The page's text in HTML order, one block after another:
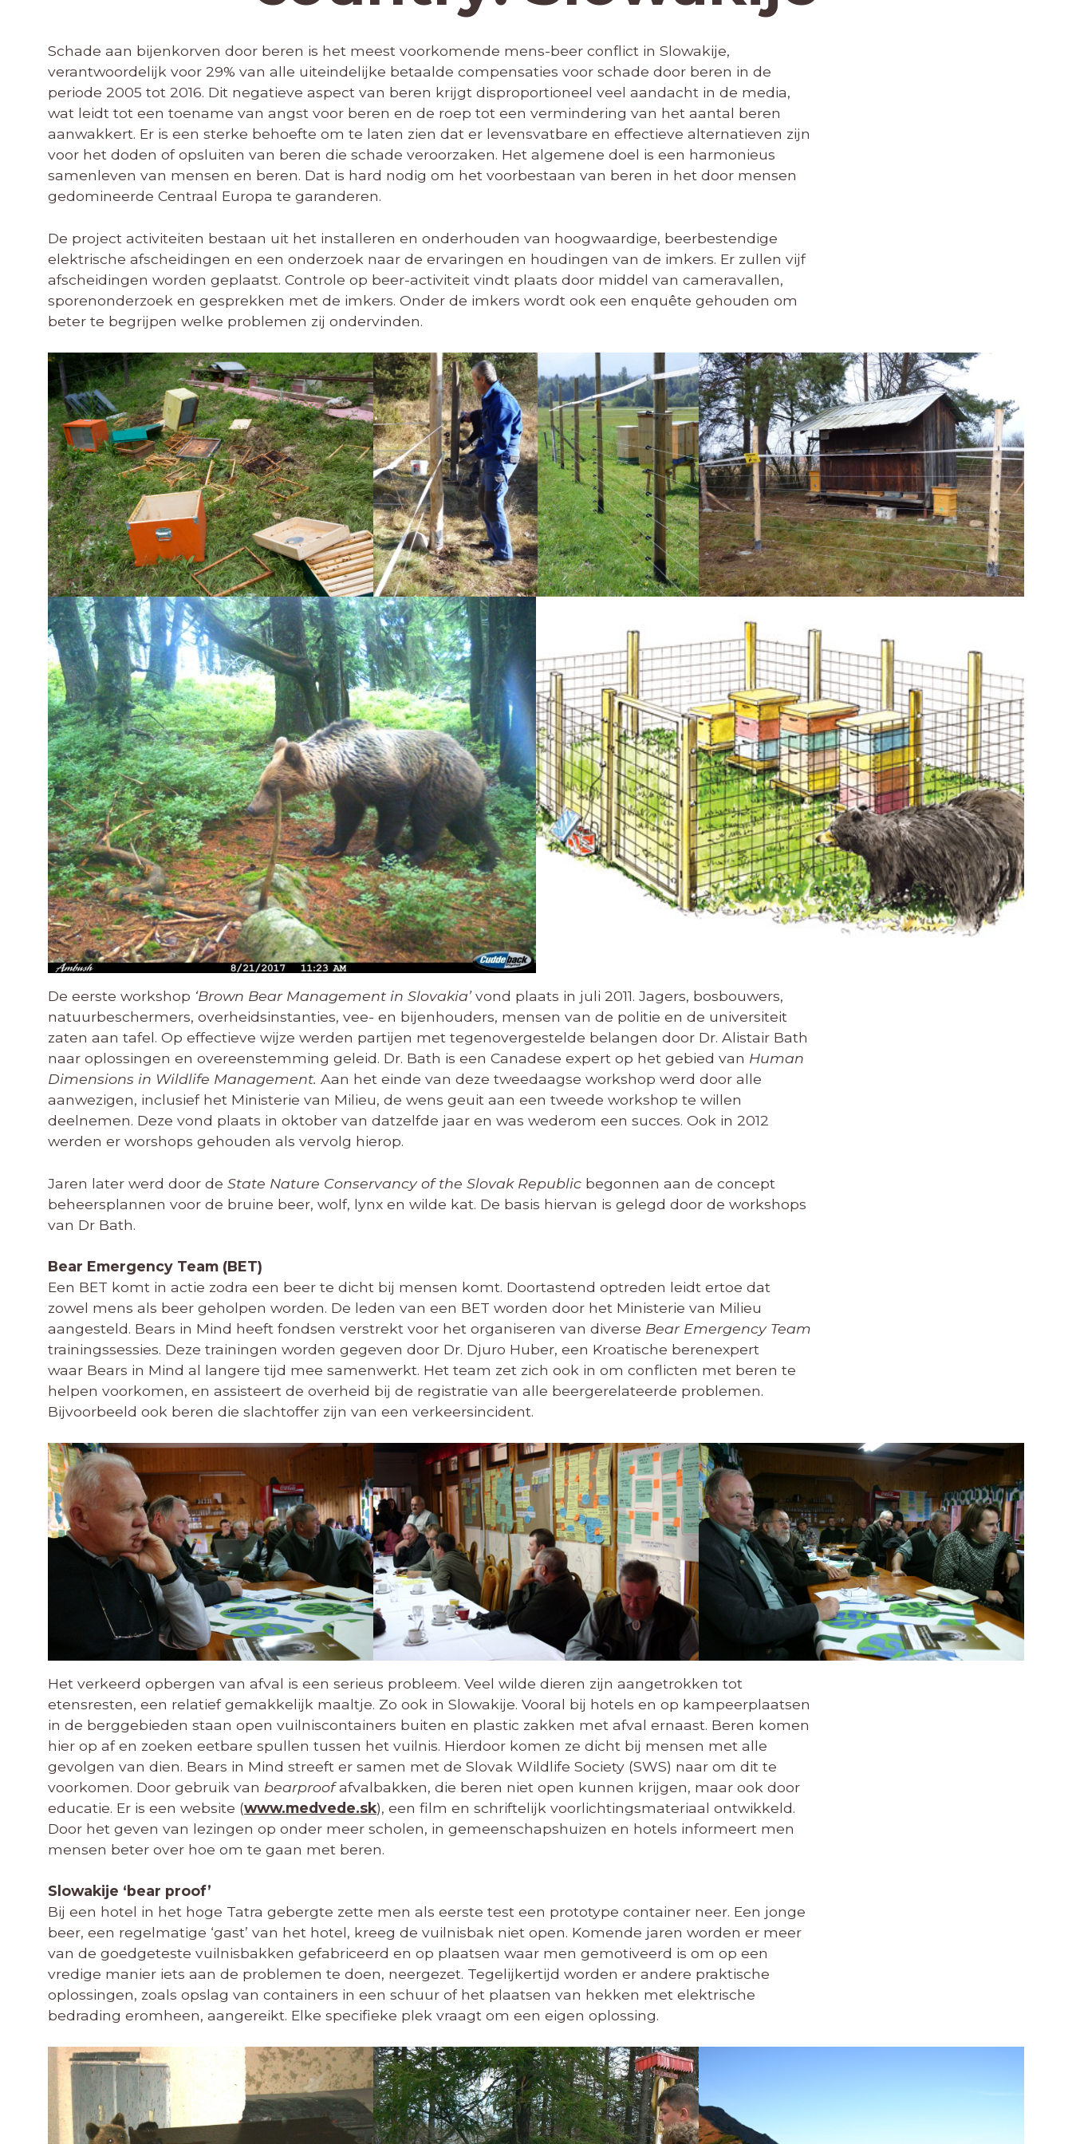
Schade aan bijenkorven door beren is het meest voorkomende mens-beer conflict in Slowakije,
verantwoordelijk voor 29% van alle uiteindelijke betaalde compensaties voor schade door beren in de
periode 2005 tot 2016. Dit negatieve aspect van beren krijgt disproportioneel veel aandacht in de media,
wat leidt tot een toename van angst voor beren en de roep tot een vermindering van het aantal beren
aanwakkert. Er is een sterke behoefte om te laten zien dat er levensvatbare en effectieve alternatieven zijn
voor het doden of opsluiten van beren die schade veroorzaken. Het algemene doel is een harmonieus
samenleven van mensen en beren. Dat is hard nodig om het voorbestaan van beren in het door mensen
gedomineerde Centraal Europa te garanderen.
De project activiteiten bestaan uit het installeren en onderhouden van hoogwaardige, beerbestendige
elektrische afscheidingen en een onderzoek naar de ervaringen en houdingen van de imkers. Er zullen vijf
afscheidingen worden geplaatst. Controle op beer-activiteit vindt plaats door middel van cameravallen,
sporenonderzoek en gesprekken met de imkers. Onder de imkers wordt ook een enquête gehouden om
beter te begrijpen welke problemen zij ondervinden.
De eerste workshop ‘Brown Bear Management in Slovakia’vond plaats in juli 2011. Jagers, bosbouwers,
natuurbeschermers, overheidsinstanties, vee- en bijenhouders, mensen van de politie en de universiteit
zaten aan tafel. Op effectieve wijze werden partijen met tegenovergestelde belangen door Dr. Alistair Bath
naar oplossingen en overeenstemming geleid. Dr. Bath is een Canadese expert op het gebied van Human
Dimensions in Wildlife Management. Aan het einde van deze tweedaagse workshop werd door alle
aanwezigen, inclusief het Ministerie van Milieu, de wens geuit aan een tweede workshop te willen
deelnemen. Deze vond plaats in oktober van datzelfde jaar en was wederom een succes. Ook in 2012
werden er worshops gehouden als vervolg hierop.
Jaren later werd door de State Nature Conservancy of the Slovak Republic begonnen aan de concept
beheersplannen voor de bruine beer, wolf, lynx en wilde kat. De basis hiervan is gelegd door de workshops
van Dr Bath.
Bear Emergency Team (BET)
Een BET komt in actie zodra een beer te dicht bij mensen komt. Doortastend optreden leidt ertoe dat
zowel mens als beer geholpen worden. De leden van een BET worden door het Ministerie van Milieu
aangesteld. Bears in Mind heeft fondsen verstrekt voor het organiseren van diverse Bear Emergency Team
trainingssessies. Deze trainingen worden gegeven door Dr. Djuro Huber, een Kroatische berenexpert
waar Bears in Mind al langere tijd mee samenwerkt. Het team zet zich ook in om conflicten met beren te
helpen voorkomen, en assisteert de overheid bij de registratie van alle beergerelateerde problemen.
Bijvoorbeeld ook beren die slachtoffer zijn van een verkeersincident.
Het verkeerd opbergen van afval is een serieus probleem. Veel wilde dieren zijn aangetrokken tot
etensresten, een relatief gemakkelijk maaltje. Zo ook in Slowakije. Vooral bij hotels en op kampeerplaatsen
in de berggebieden staan open vuilniscontainers buiten en plastic zakken met afval ernaast. Beren komen
hier op af en zoeken eetbare spullen tussen het vuilnis. Hierdoor komen ze dicht bij mensen met alle
gevolgen van dien. Bears in Mind streeft er samen met de Slovak Wildlife Society (SWS) naar om dit te
voorkomen. Door gebruik van bearproofafvalbakken, die beren niet open kunnen krijgen, maar ook door
educatie. Er is een website (www.medvede.sk), een film en schriftelijk voorlichtingsmateriaal ontwikkeld.
Door het geven van lezingen op onder meer scholen, in gemeenschapshuizen en hotels informeert men
mensen beter over hoe om te gaan met beren.
Slowakije ‘bear proof’
Bij een hotel in het hoge Tatra gebergte zette men als eerste test een prototype container neer. Een jonge
beer, een regelmatige ‘gast’ van het hotel, kreeg de vuilnisbak niet open. Komende jaren worden er meer
van de goedgeteste vuilnisbakken gefabriceerd en op plaatsen waar men gemotiveerd is om op een
vredige manier iets aan de problemen te doen, neergezet. Tegelijkertijd worden er andere praktische
oplossingen, zoals opslag van containers in een schuur of het plaatsen van hekken met elektrische
bedrading eromheen, aangereikt. Elke specifieke plek vraagt om een eigen oplossing.